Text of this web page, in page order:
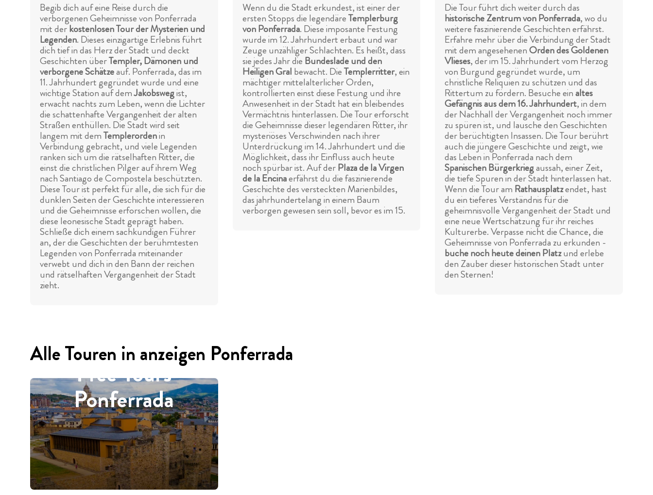
Begib dich auf eine Reise durch die
verborgenen Geheimnisse von Ponferrada
mit derkostenlosen Tour der Mysterien und
Legenden. Dieses einzigartige Erlebnis führt
dich tief in das Herz der Stadt und deckt
Geschichten überTempler, Dämonen und
verborgene Schätzeauf. Ponferrada, das im
11. Jahrhundert gegründet wurde und eine
wichtige Station auf demJakobswegist,
erwacht nachts zum Leben, wenn die Lichter
die schattenhafte Vergangenheit der alten
Straßen enthüllen. Die Stadt wird seit
langem mit demTemplerordenin
Verbindung gebracht, und viele Legenden
ranken sich um die rätselhaften Ritter, die
einst die christlichen Pilger auf ihrem Weg
nach Santiago de Compostela beschützten.
Diese Tour ist perfekt für alle, die sich für die
dunklen Seiten der Geschichte interessieren
und die Geheimnisse erforschen wollen, die
diese leonesische Stadt geprägt haben.
Schließe dich einem sachkundigen Führer
an, der die Geschichten der berühmtesten
Legenden von Ponferrada miteinander
verwebt und dich in den Bann der reichen
und rätselhaften Vergangenheit der Stadt
zieht.
Wenn du die Stadt erkundest, ist einer der
ersten Stopps die legendäreTemplerburg
von Ponferrada. Diese imposante Festung
wurde im 12. Jahrhundert erbaut und war
Zeuge unzähliger Schlachten. Es heißt, dass
sie jedes Jahr die Bundeslade und den
Heiligen Gral bewacht. DieTemplerritter, ein
mächtiger mittelalterlicher Orden,
kontrollierten einst diese Festung und ihre
Anwesenheit in der Stadt hat ein bleibendes
Vermächtnis hinterlassen. Die Tour erforscht
die Geheimnisse dieser legendären Ritter, ihr
mysteriöses Verschwinden nach ihrer
Unterdrückung im 14. Jahrhundert und die
Möglichkeit, dass ihr Einfluss auch heute
noch spürbar ist. Auf derPlaza de la Virgen
de la Encinaerfährst du die faszinierende
Geschichte des versteckten Marienbildes,
das jahrhundertelang in einem Baum
verborgen gewesen sein soll, bevor es im 15.
Die Tour führt dich weiter durch das
historische Zentrum von Ponferrada, wo du
weitere faszinierende Geschichten erfährst.
Erfahre mehr über die Verbindung der Stadt
mit dem angesehenenOrden des Goldenen
Vlieses, der im 15. Jahrhundert vom Herzog
von Burgund gegründet wurde, um
christliche Reliquien zu schützen und das
Rittertum zu fördern. Besuche einaltes
Gefängnis aus dem 16. Jahrhundert, in dem
der Nachhall der Vergangenheit noch immer
zu spüren ist, und lausche den Geschichten
der berüchtigten Insassen. Die Tour berührt
auch die jüngere Geschichte und zeigt, wie
das Leben in Ponferrada nach dem
Spanischen Bürgerkriegaussah, einer Zeit,
die tiefe Spuren in der Stadt hinterlassen hat.
Wenn die Tour am Rathausplatzendet, hast
du ein tieferes Verständnis für die
geheimnisvolle Vergangenheit der Stadt und
eine neue Wertschätzung für ihr reiches
Kulturerbe. Verpasse nicht die Chance, die
Geheimnisse von Ponferrada zu erkunden -
buche noch heute deinen Platzund erlebe
den Zauber dieser historischen Stadt unter
den Sternen!
Alle Touren in anzeigen Ponferrada
Free Tours
Ponferrada